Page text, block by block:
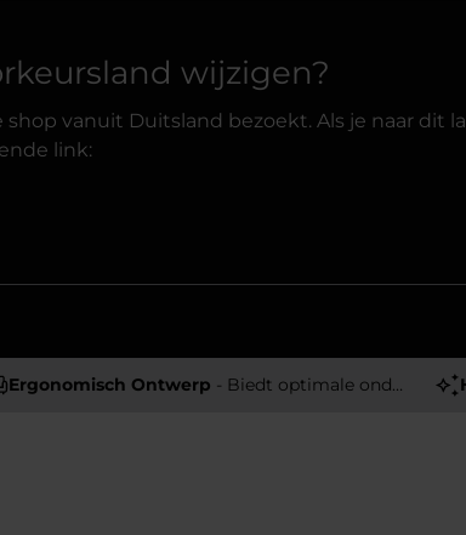
wijzigen?
shop vanuit Duitsland bezoekt. Als je naar dit
link:
Ergonomisch Ontwerp - Biedt optimale ondersteuning en comfort